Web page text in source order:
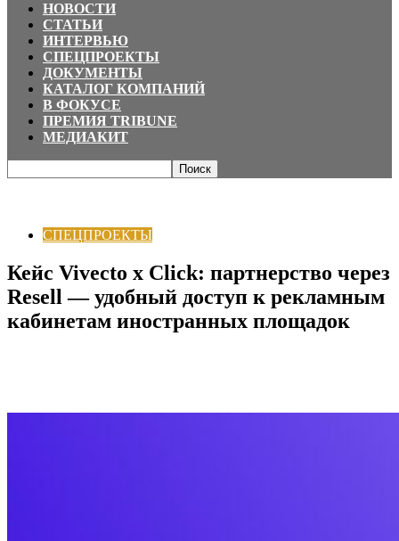
НОВОСТИ
СТАТЬИ
ИНТЕРВЬЮ
СПЕЦПРОЕКТЫ
ДОКУМЕНТЫ
КАТАЛОГ КОМПАНИЙ
В ФОКУСЕ
ПРЕМИЯ TRIBUNE
МЕДИАКИТ
СПЕЦПРОЕКТЫ
Кейс Vivecto x Click: партнерство через
Resell — удобный доступ к рекламным
кабинетам иностранных площадок